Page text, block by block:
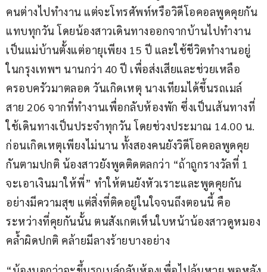
คนต่างไปทำงาน แต่จะโทรศัพท์หรือวิดีโอคอลพูดคุยกัน
แทบทุกวัน โดยน้องสาวเดินทางออกจากบ้านไปทำงาน
เป็นแม่บ้านตั้งแต่อายุเพียง 15 ปี และใช้ชีวิตทำงานอยู่
ในกรุงเทพฯ นานกว่า 40 ปี เพื่อส่งเสียและช่วยเหลือ
ครอบครัวมาตลอด วันเกิดเหตุ นางเทียมได้ขึ้นรถเมล์
สาย 206 จากที่ทำงานเพื่อกลับห้องพัก ซึ่งเป็นเส้นทางที่
ใช้เดินทางเป็นประจำทุกวัน โดยช่วงประมาณ 14.00 น.
ก่อนเกิดเหตุเพียงไม่นาน ทั้งสองคนยังวิดีโอคอลพูดคุย
กันตามปกติ น้องสาวยังพูดติดตลกว่า “ถ้าถูกรางวัลที่ 1
จะเอาเงินมาให้พี่” ทำให้ตนยังหัวเราะและพูดคุยกัน
อย่างมีความสุข แต่สิ่งที่ติดอยู่ในใจจนถึงตอนนี้ คือ
ระหว่างที่คุยกันนั้น ตนสังเกตเห็นใบหน้าน้องสาวดูหมอง
คล้ำผิดปกติ คล้ายมีลางร้ายบางอย่าง